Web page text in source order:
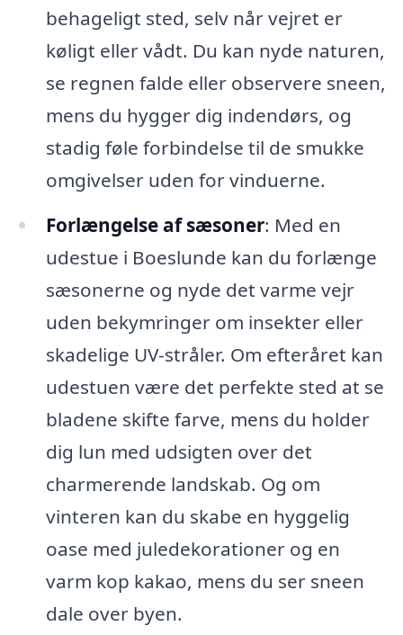
behageligt sted, selv når vejret er
køligt eller vådt. Du kan nyde naturen,
se regnen falde eller observere sneen,
mens du hygger dig indendørs, og
stadig føle forbindelse til de smukke
omgivelser uden for vinduerne.
Forlængelse af sæsoner: Med en
udestue i Boeslunde kan du forlænge
sæsonerne og nyde det varme vejr
uden bekymringer om insekter eller
skadelige UV-stråler. Om efteråret kan
udestuen være det perfekte sted at se
bladene skifte farve, mens du holder
dig lun med udsigten over det
charmerende landskab. Og om
vinteren kan du skabe en hyggelig
oase med juledekorationer og en
varm kop kakao, mens du ser sneen
dale over byen.